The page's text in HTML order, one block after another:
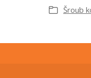
Šroub